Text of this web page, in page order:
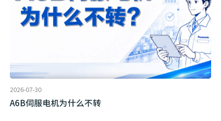
2026-07-30
A6B伺服电机为什么不转